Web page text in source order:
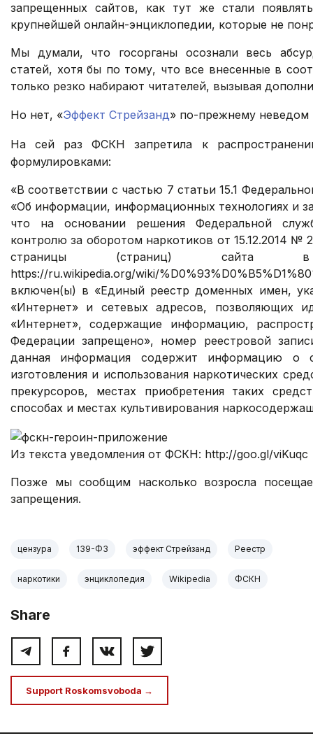
запрещенных сайтов, как тут же стали
крупнейшей онлайн-энциклопедии, которые не
Мы думали, что госорганы осознали весь
статей, хотя бы по тому, что все внесенные в
только резко набирают читателей, вызывая
Но нет, «Эффект Стрейзанд» по-прежнему неведом
На сей раз ФСКН запретила к
формулировками:
«В соответствии с частью 7 статьи 15.1
«Об информации, информационных технологиях и
что на основании решения Федеральной
контролю за оборотом наркотиков от 15.12.2014 №
страницы (страниц) сайта
https://ru.wikipedia.org/wiki/
включен(ы) в «Единый реестр доменных имен,
«Интернет» и сетевых адресов, позволяющих
«Интернет», содержащие информацию,
Федерации запрещено», номер реестровой
данная информация содержит информацию о
изготовления и использования наркотических
прекурсоров, местах приобретения таких
способах и местах культивирования
Из текста уведомления от ФСКН: http://goo.gl/viKuqc
Позже мы сообщим насколько возросла
запрещения.
цензура 139-ФЗ эффект Стрейзанд Реестр
наркотики энциклопедия Wikipedia ФСКН
Share
Support Roskomsvoboda →